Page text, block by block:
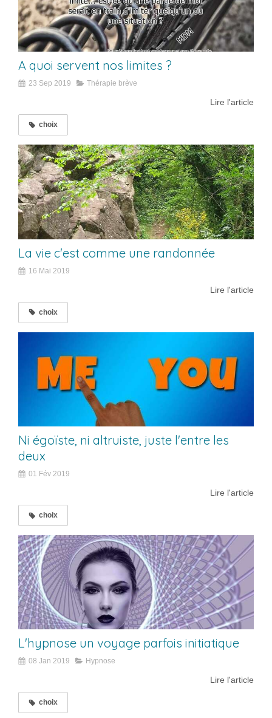
A quoi servent nos limites ?
23 Sep 2019 Thérapie brève
Lire l'article
choix
La vie c'est comme une randonnée
16 Mai 2019
Lire l'article
choix
Ni égoïste, ni altruiste, juste l'entre les
deux
01 Fév 2019
Lire l'article
choix
L'hypnose un voyage parfois initiatique
08 Jan 2019 Hypnose
Lire l'article
choix